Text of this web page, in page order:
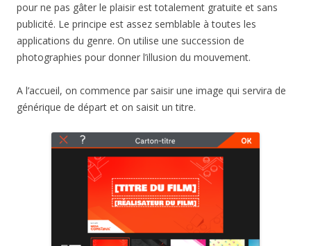
pour ne pas gâter le plaisir est totalement gratuite et sans
publicité. Le principe est assez semblable à toutes les
applications du genre. On utilise une succession de
photographies pour donner l’illusion du mouvement.
A l’accueil, on commence par saisir une image qui servira de
générique de départ et on saisit un titre.